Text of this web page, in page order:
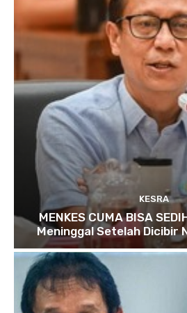
KESRA
MENKES CUMA BISA
Meninggal Setelah Dicibir